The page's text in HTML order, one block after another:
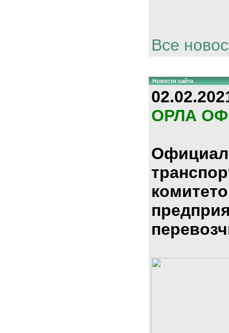
Все
Новости сайта
ОРЛА